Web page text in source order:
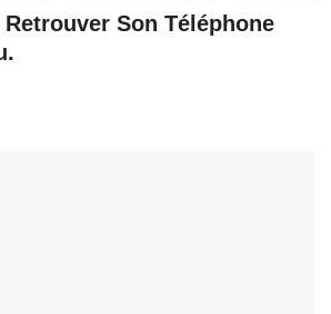
Son Téléphone